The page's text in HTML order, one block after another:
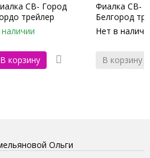
СВ- Город
трейлер
2023г
В корзину
Фиалка СВ-
Белгород
Нет в
В корзину